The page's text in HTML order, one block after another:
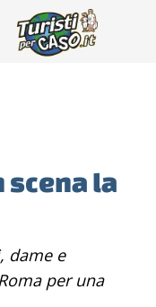
scena la
per una